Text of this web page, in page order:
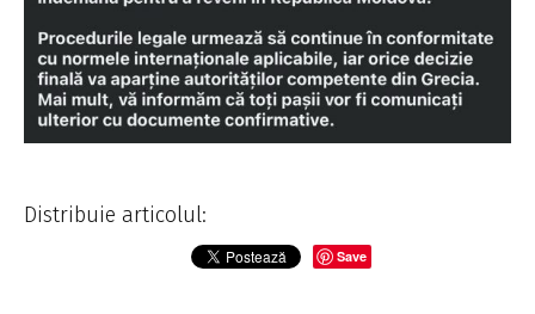
Distribuie articolul:
Save